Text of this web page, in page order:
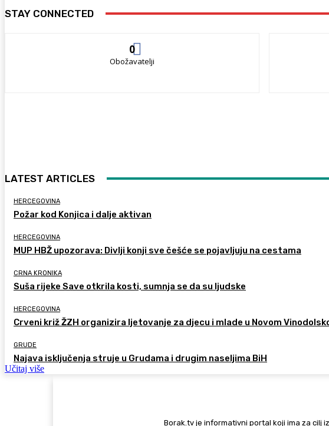
STAY CONNECTED
0
Obožavatelji
LATEST ARTICLES
HERCEGOVINA
Požar kod Konjica i dalje aktivan
HERCEGOVINA
MUP HBŽ upozorava: Divlji konji sve češće se pojavljuju na cestama
CRNA KRONIKA
Suša rijeke Save otkrila kosti, sumnja se da su ljudske
HERCEGOVINA
Crveni križ ŽZH organizira ljetovanje za djecu i mlade u Novom
GRUDE
Najava isključenja struje u Grudama i drugim naseljima BiH
Učitaj više
Borak.tv je informativni portal koji ima za cilj